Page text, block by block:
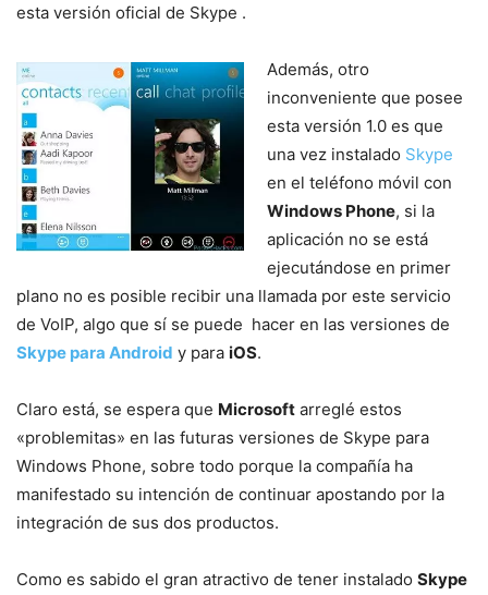
esta versión oficial de Skype .
Además, otro
inconveniente que posee
esta versión 1.0 es que
una vez instalado Skype
en el teléfono móvil con
Windows Phone, si la
aplicación no se está
ejecutándose en primer
plano no es posible recibir una llamada por este servicio
de VoIP, algo que sí se puede hacer en las versiones de
Skype para Android y para iOS.
Claro está, se espera que Microsoft arreglé estos
«problemitas» en las futuras versiones de Skype para
Windows Phone, sobre todo porque la compañía ha
manifestado su intención de continuar apostando por la
integración de sus dos productos.
Como es sabido el gran atractivo de tener instalado Skype